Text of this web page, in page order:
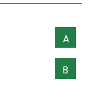
A
B